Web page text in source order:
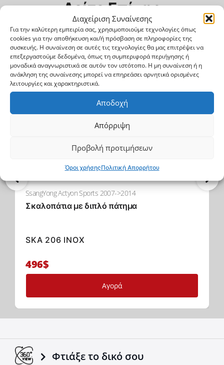
Διαχείριση Συναίνεσης
Για την καλύτερη εμπειρία σας, χρησιμοποιούμε τεχνολογίες όπως
cookies για την αποθήκευση και/ή πρόσβαση σε πληροφορίες της
συσκευής. Η συναίνεση σε αυτές τις τεχνολογίες θα μας επιτρέψει να
επεξεργαστούμε δεδομένα, όπως τη συμπεριφορά περιήγησης ή
μοναδικά αναγνωριστικά σε αυτόν τον ιστότοπο. Η μη συναίνεση ή η
ανάκληση της συναίνεσης μπορεί να επηρεάσει αρνητικά ορισμένες
λειτουργίες και χαρακτηριστικά.
Αποδοχή
Απόρριψη
Προβολή προτιμήσεων
Όροι χρήσηςΠολιτική Απορρήτου
Δείτε Επίσης
Βρες περισσότερα
SsangYong Actyon Sports 2007->2014
Σκαλοπάτια με διπλό πάτημα
SKA 206 INOX
496$
Αγορά
Φτιάξε το δικό σου